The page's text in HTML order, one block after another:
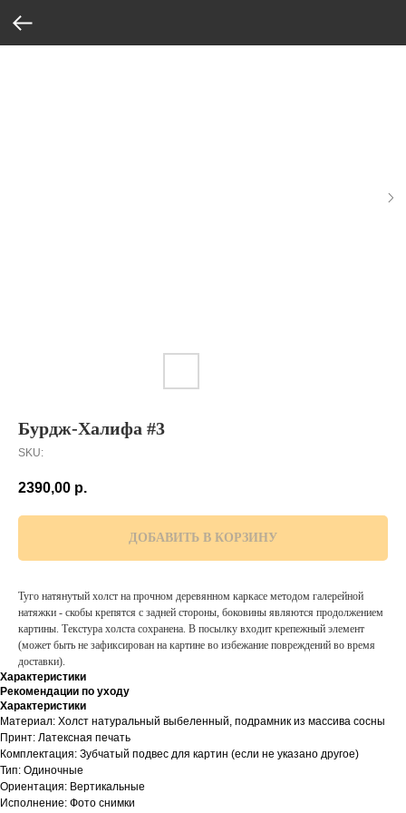
Бурдж-Халифа #3
SKU:
2390,00 р.
ДОБАВИТЬ В КОРЗИНУ
Туго натянутый холст на прочном деревянном каркасе методом галерейной
натяжки - скобы крепятся с задней стороны, боковины являются продолжением
картины. Текстура холста сохранена. В посылку входит крепежный элемент
(может быть не зафиксирован на картине во избежание повреждений во время
доставки).
Характеристики
Рекомендации по уходу
Характеристики
Материал: Холст натуральный выбеленный, подрамник из массива сосны
Принт: Латексная печать
Комплектация: Зубчатый подвес для картин (если не указано другое)
Тип: Одиночные
Ориентация: Вертикальные
Исполнение: Фото снимки